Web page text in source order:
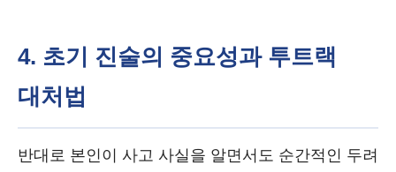
4. 초기 진술의 중요성과 투트랙
대처법
반대로 본인이 사고 사실을 알면서도 순간적인 두려